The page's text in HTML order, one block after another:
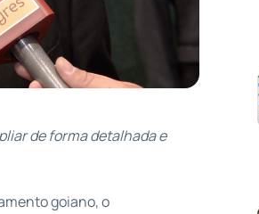
de forma detalhada e
goiano, o